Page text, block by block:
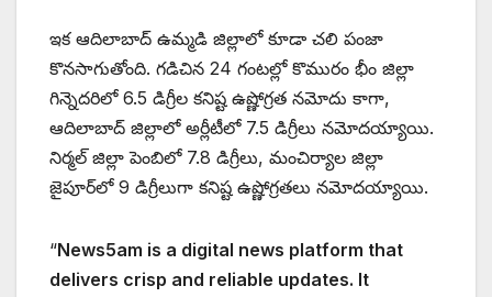
ఇక ఆదిలాబాద్ ఉమ్మడి జిల్లాలో కూడా చలి పంజా
కొనసాగుతోంది. గడిచిన 24 గంటల్లో కొమురం భీం జిల్లా
గిన్నెదరిలో 6.5 డిగ్రీల కనిష్ట ఉష్ణోగ్రత నమోదు కాగా,
ఆదిలాబాద్ జిల్లాలో అర్లీటీలో 7.5 డిగ్రీలు నమోదయ్యాయి.
నిర్మల్ జిల్లా పెంబిలో 7.8 డిగ్రీలు, మంచిర్యాల జిల్లా
జైపూర్‌లో 9 డిగ్రీలుగా కనిష్ట ఉష్ణోగ్రతలు నమోదయ్యాయి.
“News5am is a digital news platform that
delivers crisp and reliable updates. It